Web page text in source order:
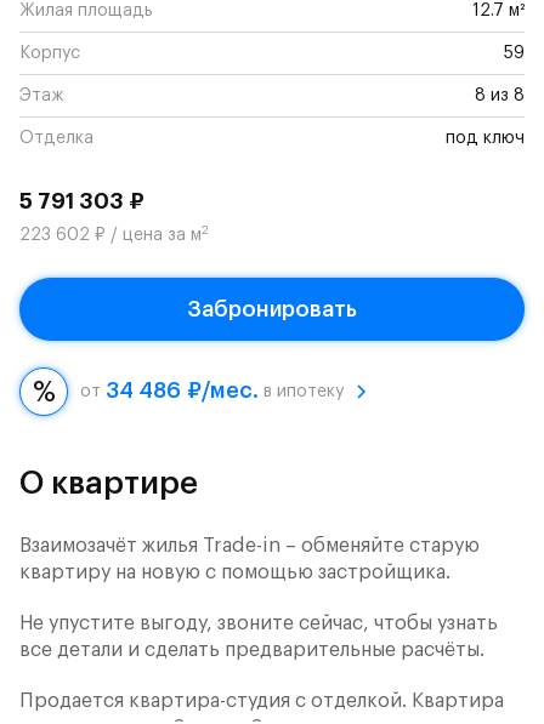
Жилая площадь 12.7 м²
Корпус 59
Этаж 8 из 8
Отделка под ключ
5 791 303 ₽
223 602 ₽ / цена за м2
Забронировать
от 34 486 ₽/мес. в ипотеку
О квартире
Взаимозачёт жилья Trade-in – обменяйте старую
квартиру на новую с помощью застройщика.
Не упустите выгоду, звоните сейчас, чтобы узнать
все детали и сделать предварительные расчёты.
Продается квартира-студия с отделкой. Квартира